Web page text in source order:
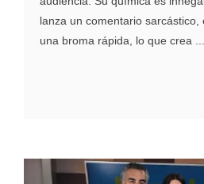
lanza un comentario sarcástico,
una broma rápida, lo que crea ...